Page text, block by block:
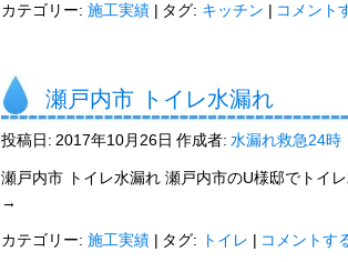
カテゴリー: 施工実績 | タグ: キッチン | コメント
瀬戸内市 トイレ水漏れ
投稿日: 2017年10月26日 作成者: 水漏れ救急24時
瀬戸内市 トイレ水漏れ 瀬戸内市のU様邸でトイ
→
カテゴリー: 施工実績 | タグ: トイレ | コメントす